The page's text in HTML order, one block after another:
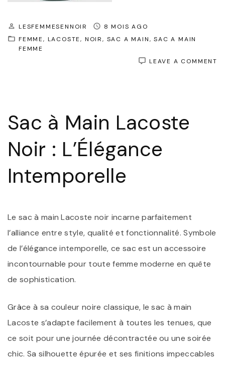
LESFEMMESENNOIR
8 MOIS AGO
FEMME
LACOSTE NOIR SAC A MAIN
SAC A MAIN
FEMME
LEAVE A COMMENT
Sac à Main Lacoste
Noir : L’Élégance
Intemporelle
Le sac à main Lacoste noir incarne parfaitement
l’alliance entre style, qualité et fonctionnalité. Symbole
de l’élégance intemporelle, ce sac est un accessoire
incontournable pour toute femme moderne en quête
de sophistication.
Grâce à sa couleur noire classique, le sac à main
Lacoste s’adapte facilement à toutes les tenues, que
ce soit pour une journée décontractée ou une soirée
chic. Sa silhouette épurée et ses finitions impeccables